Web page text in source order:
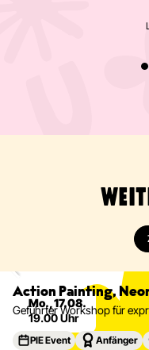
Mo., 17.08.
19.00 Uhr
Action Painting,
Geführter Workshop für
PIE Event Anfänger